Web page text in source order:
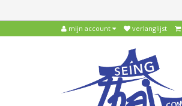
mijn account verlanglijst